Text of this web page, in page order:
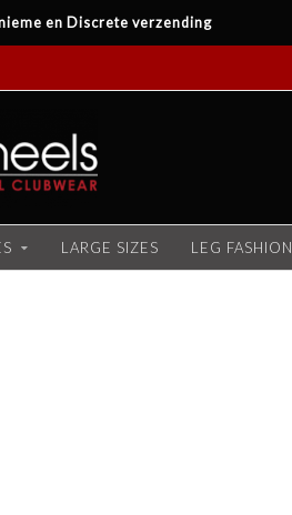
en Discrete verzending
LARGE SIZES LEG FASHION